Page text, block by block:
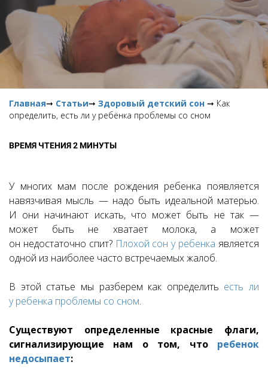
Главная➞ Статьи➞ Здоровый детский сон ➞ Как
определить, есть ли у ребёнка проблемы со сном
ВРЕМЯ ЧТЕНИЯ 2 МИНУТЫ
У многих мам после рождения ребенка появляется
навязчивая мысль — надо быть идеальной матерью.
И они начинают искать, что может быть не так —
может быть не хватает молока, а может
он недостаточно спит? Плохой сон у ребенка является
одной из наиболее часто встречаемых жалоб.
В этой статье мы разберем как определить есть ли
у ребенка проблемы со сном.
Существуют определенные красные флаги,
сигнализирующие нам о том, что ребенок
недосыпает: